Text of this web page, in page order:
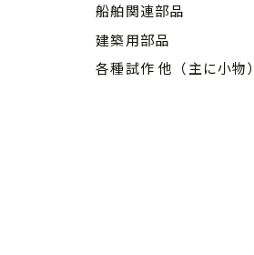
船舶関連部品
建築用部品
各種試作 他（主に小物）